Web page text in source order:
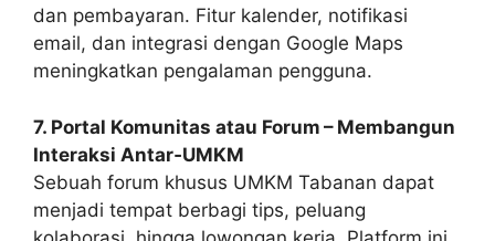
dan pembayaran. Fitur kalender, notifikasi
email, dan integrasi dengan Google Maps
meningkatkan pengalaman pengguna.
7. Portal Komunitas atau Forum – Membangun
Interaksi Antar‑UMKM
Sebuah forum khusus UMKM Tabanan dapat
menjadi tempat berbagi tips, peluang